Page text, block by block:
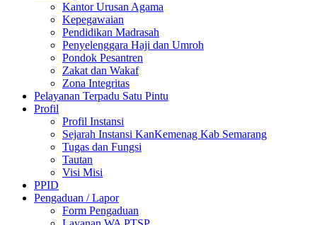
Kantor Urusan Agama
Kepegawaian
Pendidikan Madrasah
Penyelenggara Haji dan Umroh
Pondok Pesantren
Zakat dan Wakaf
Zona Integritas
Pelayanan Terpadu Satu Pintu
Profil
Profil Instansi
Sejarah Instansi KanKemenag Kab Semarang
Tugas dan Fungsi
Tautan
Visi Misi
PPID
Pengaduan / Lapor
Form Pengaduan